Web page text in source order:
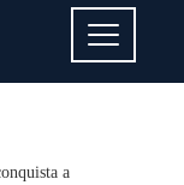
a